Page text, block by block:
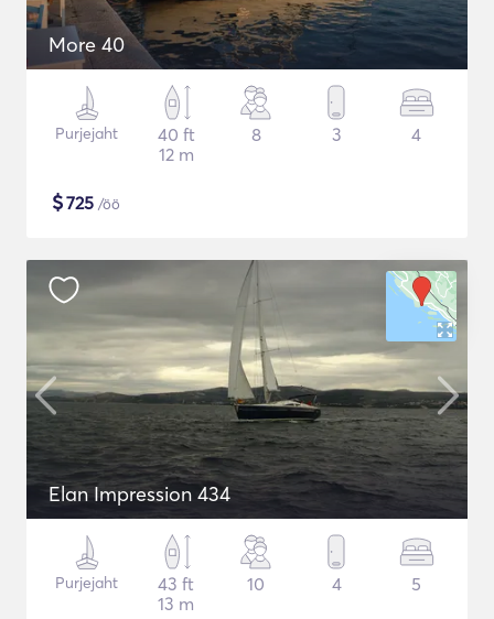
More 40
Purjejaht
40 ft
12 m
8 3 4
$725 /öö
Elan Impression 434
Purjejaht
43 ft
13 m
10 4 5